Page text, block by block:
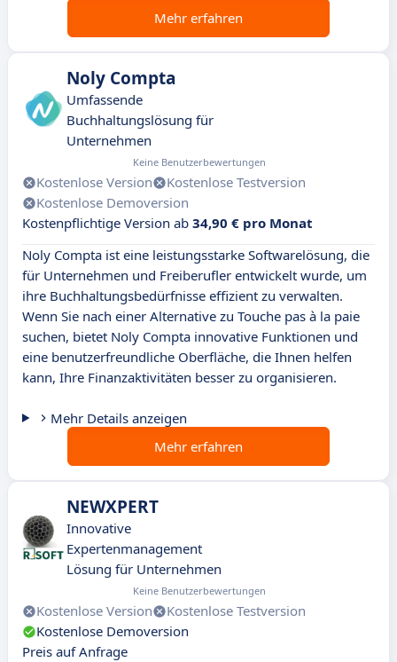
Mehr erfahren
Noly Compta
Umfassende
Buchhaltungslösung für
Unternehmen
Keine Benutzerbewertungen
Kostenlose Version
Kostenlose Testversion
Kostenlose Demoversion
Kostenpflichtige Version ab 34,90 € pro Monat
Noly Compta ist eine leistungsstarke Softwarelösung, die
für Unternehmen und Freiberufler entwickelt wurde, um
ihre Buchhaltungsbedürfnisse effizient zu verwalten.
Wenn Sie nach einer Alternative zu Touche pas à la paie
suchen, bietet Noly Compta innovative Funktionen und
eine benutzerfreundliche Oberfläche, die Ihnen helfen
kann, Ihre Finanzaktivitäten besser zu organisieren.
Mehr Details anzeigen
Mehr erfahren
NEWXPERT
Innovative
Expertenmanagement
Lösung für Unternehmen
Keine Benutzerbewertungen
Kostenlose Version
Kostenlose Testversion
Kostenlose Demoversion
Preis auf Anfrage